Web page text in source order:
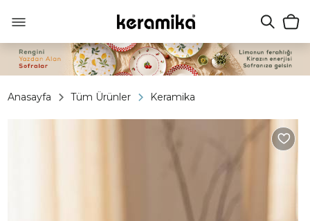
Anasayfa Tüm Ürünler Keramika